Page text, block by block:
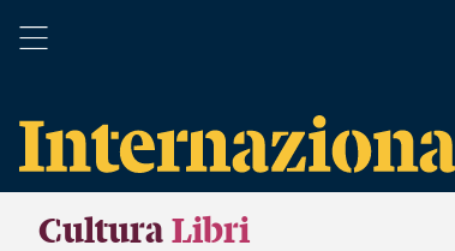
Cultura Libri